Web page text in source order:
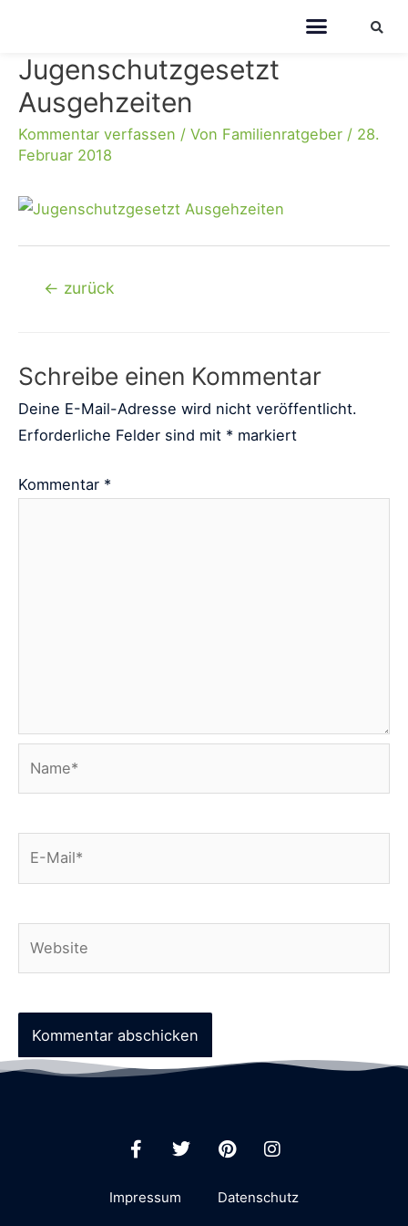
Jugenschutzgesetzt
Ausgehzeiten
Kommentar verfassen / Von Familienratgeber / 28.
Februar 2018
← zurück
Schreibe einen Kommentar
Deine E-Mail-Adresse wird nicht veröffentlicht.
Erforderliche Felder sind mit * markiert
Kommentar *
Impressum Datenschutz